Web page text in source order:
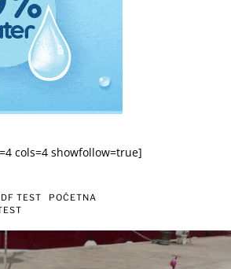
cols=4 showfollow=true]
TEST
POČETNA